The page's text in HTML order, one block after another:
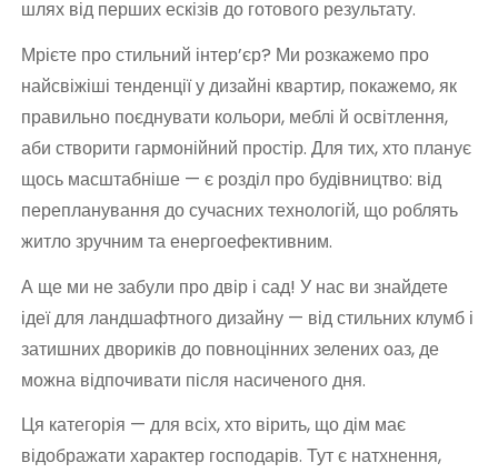
шлях від перших ескізів до готового результату.
Мрієте про стильний інтер’єр? Ми розкажемо про
найсвіжіші тенденції у дизайні квартир, покажемо, як
правильно поєднувати кольори, меблі й освітлення,
аби створити гармонійний простір. Для тих, хто планує
щось масштабніше — є розділ про будівництво: від
перепланування до сучасних технологій, що роблять
житло зручним та енергоефективним.
А ще ми не забули про двір і сад! У нас ви знайдете
ідеї для ландшафтного дизайну — від стильних клумб і
затишних двориків до повноцінних зелених оаз, де
можна відпочивати після насиченого дня.
Ця категорія — для всіх, хто вірить, що дім має
відображати характер господарів. Тут є натхнення,